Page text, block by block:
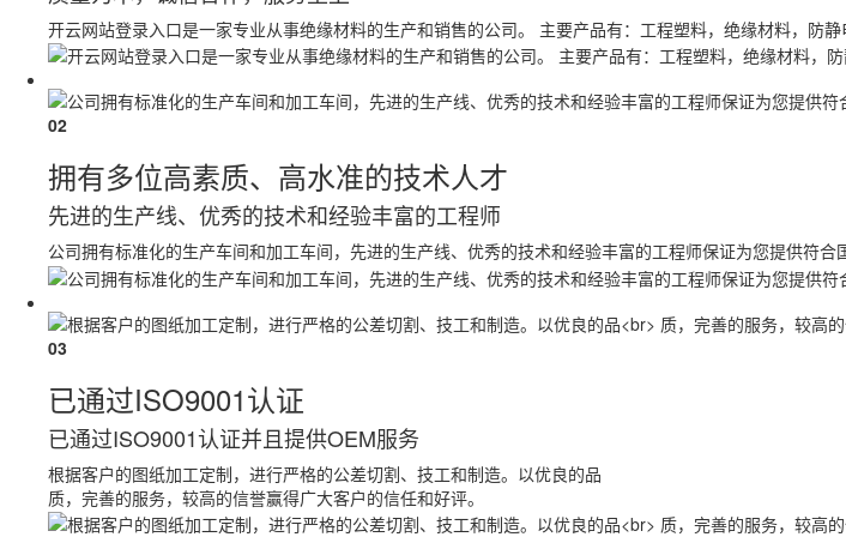
开云网站登录入口是一家专业从事绝缘材料的生产和销售的公司。 主要产品有：工程塑料，绝缘材料，防静
02
拥有多位高素质、高水准的技术人才
先进的生产线、优秀的技术和经验丰富的工程师
公司拥有标准化的生产车间和加工车间，先进的生产线、优秀的技术和经验丰富的工程师保证为您提供符合
03
已通过ISO9001认证
已通过ISO9001认证并且提供OEM服务
根据客户的图纸加工定制，进行严格的公差切割、技工和制造。以优良的品
质，完善的服务，较高的信誉赢得广大客户的信任和好评。